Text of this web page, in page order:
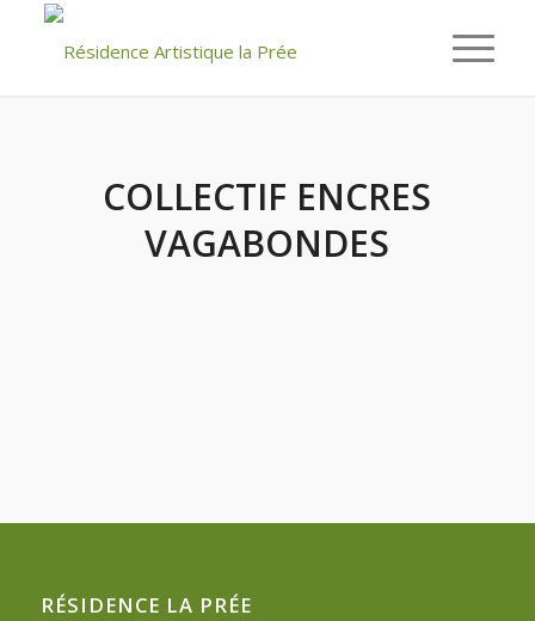
COLLECTIF ENCRES
VAGABONDES
RÉSIDENCE LA PRÉE